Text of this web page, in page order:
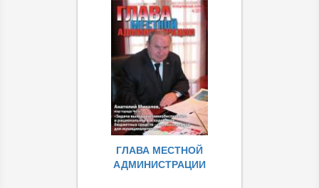
ГЛАВА МЕСТНОЙ
АДМИНИСТРАЦИИ